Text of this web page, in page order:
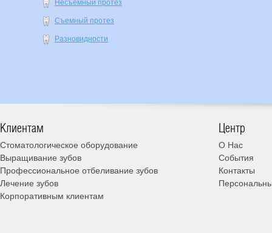
Несъемный протез
Съемный протез
Разновидности
Клиентам
Стоматологическое оборудование
Выращивание зубов
Профессиональное отбеливание зубов
Лечение зубов
Корпоративным клиентам
Центр
О Нас
События
Контакты